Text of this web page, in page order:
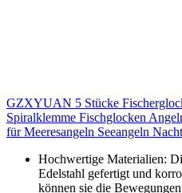
GZXYUAN 5 Stücke
Spiralklemme Fischglocken
für Meeresangeln Seeangeln
Hochwertige Materialien:
Edelstahl gefertigt und
können sie die